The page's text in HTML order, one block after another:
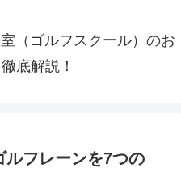
（ゴルフスクール）のお
底解説！
ルフレーンを7つの